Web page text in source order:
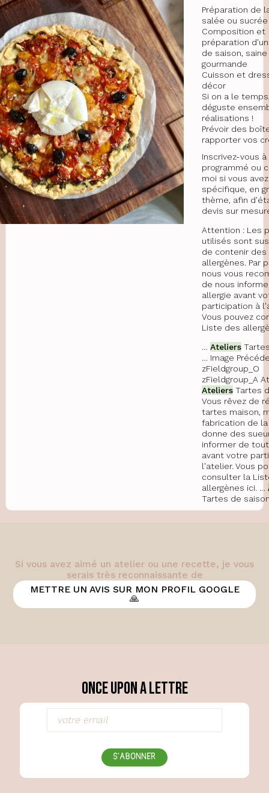
Préparation de
salée ou sucrée
Composition et
préparation
de saison,
gourmande
Cuisson et
décor
Si on a le
déguste
réalisations !
Prévoir des
rapporter vos
Inscrivez-vous
programmé ou
moi si vous
spécifique, en
thème, afin
devis sur
Attention : Les
utilisés sont
de contenir des
allergènes. Par
nous vous
de nous
allergie avant
participation à
Vous pouvez
Liste des
…Ateliers
… Image
zFieldgroup_O
zFieldgroup_A
Ateliers Tartes
Vous rêvez de
tartes maison,
fabrication de
donne des
informer de
avant votre
l'atelier. Vous
consulter la
allergènes ici. …
Tartes de
Si vous avez aimé un atelier ou une recette, je vous
serais très reconnaissante de
METTRE UN AVIS SUR MON PROFIL GOOGLE
🙏
Once Upon a Lettre
S'ABONNER